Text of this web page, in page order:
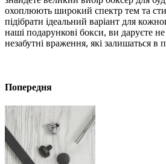
охоплюють широкий спектр тем та
підібрати ідеальний варіант для
наші подарункові бокси, ви даруєте
незабутні враження, які залишаться в
Попередня